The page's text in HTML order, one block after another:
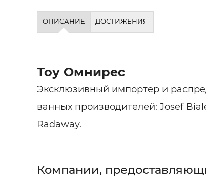
ОПИСАНИЕ ДОСТИЖЕНИЯ
Тоу Омнирес
Эксклюзивный импортер и
ванных производителей: Josef
Radaway.
Компании,